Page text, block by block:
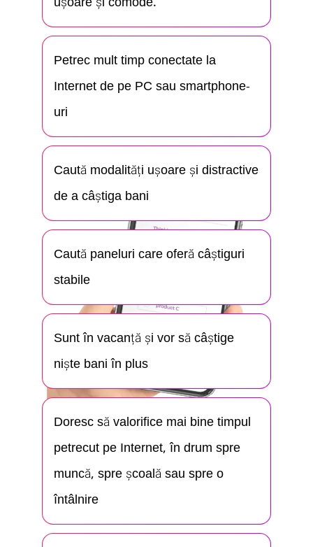
Petrec mult timp conectate la
Internet de pe PC sau smartphone-
uri
Caută modalități ușoare și distractive
de a câștiga bani
Caută paneluri care oferă câștiguri
stabile
Sunt în vacanță și vor să câștige
niște bani în plus
Doresc să valorifice mai bine timpul
petrecut pe Internet, în drum spre
muncă, spre școală sau spre o
întâlnire